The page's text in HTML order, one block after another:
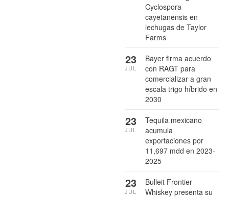
Cyclospora
cayetanensis en
lechugas de Taylor
Farms
Bayer firma acuerdo
con RAGT para
comercializar a gran
escala trigo híbrido en
2030
23
JUL
Tequila mexicano
acumula
exportaciones por
11,697 mdd en 2023-
2025
23
JUL
Bulleit Frontier
Whiskey presenta su
23
JUL